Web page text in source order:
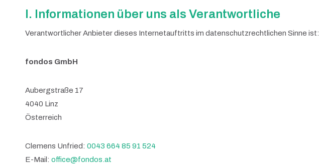
I. Informationen über uns als Verantwortliche
Verantwortlicher Anbieter dieses Internetauftritts im datenschutzrechtlichen Sinne ist:
fondos GmbH
Aubergstraße 17
4040 Linz
Österreich
Clemens Unfried: 0043 664 85 91 524
E-Mail: office@fondos.at